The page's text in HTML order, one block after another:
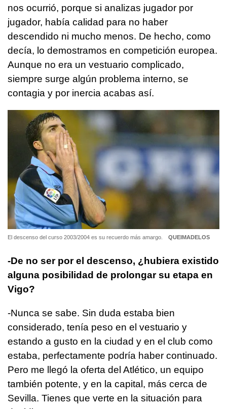
nos ocurrió, porque si analizas jugador por
jugador, había calidad para no haber
descendido ni mucho menos. De hecho, como
decía, lo demostramos en competición europea.
Aunque no era un vestuario complicado,
siempre surge algún problema interno, se
contagia y por inercia acabas así.
El descenso del curso 2003/2004 es su recuerdo más amargo. QUEIMADELOS
-De no ser por el descenso, ¿hubiera existido
alguna posibilidad de prolongar su etapa en
Vigo?
-Nunca se sabe. Sin duda estaba bien
considerado, tenía peso en el vestuario y
estando a gusto en la ciudad y en el club como
estaba, perfectamente podría haber continuado.
Pero me llegó la oferta del Atlético, un equipo
también potente, y en la capital, más cerca de
Sevilla. Tienes que verte en la situación para